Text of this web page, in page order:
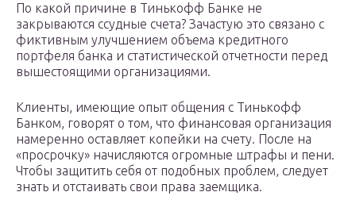
По какой причине в Тинькофф Банке не
закрываются ссудные счета? Зачастую это связано с
фиктивным улучшением объема кредитного
портфеля банка и статистической отчетности перед
вышестоящими организациями.
Клиенты, имеющие опыт общения с Тинькофф
Банком, говорят о том, что финансовая организация
намеренно оставляет копейки на счету. После на
«просрочку» начисляются огромные штрафы и пени.
Чтобы защитить себя от подобных проблем, следует
знать и отстаивать свои права заемщика.